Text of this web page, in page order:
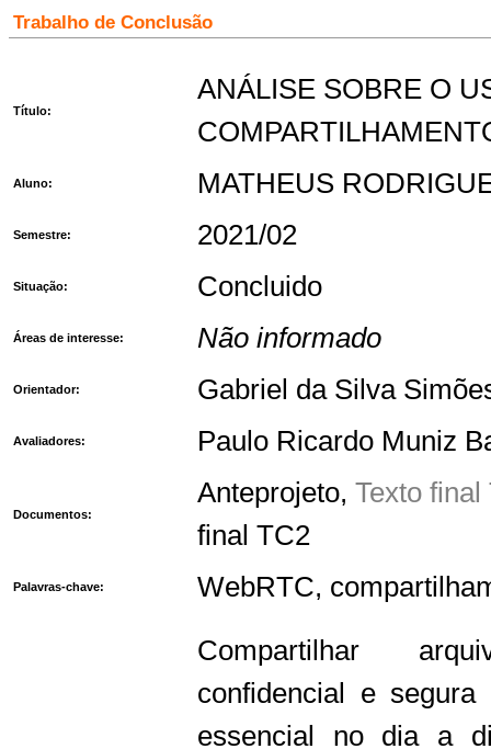
Trabalho de Conclusão
Título:
ANÁLISE SOBRE O
Aluno: MATHEUS
Semestre: 2021/02
Situação: Concluido
Áreas de interesse: Não informado
Orientador: Gabriel da Silva
Avaliadores: Paulo Ricardo Muniz
Documentos:
Anteprojeto, Texto
final TC2
Palavras-chave: WebRTC,
Compartilhar
confidencial e
essencial no dia a